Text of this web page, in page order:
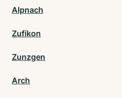
Alpnach
Zufikon
Zunzgen
Arch